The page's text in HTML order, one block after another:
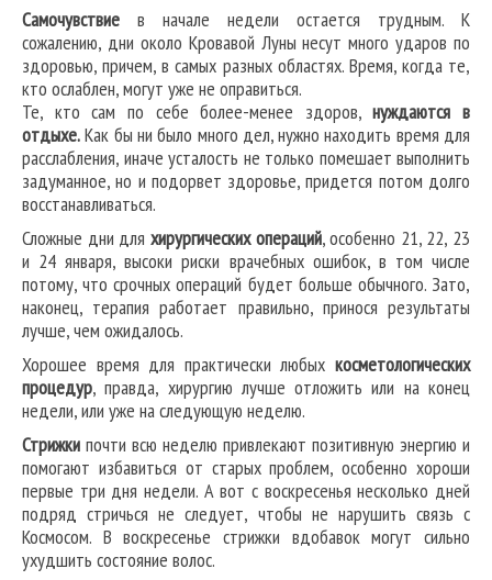
Самочувствие в начале недели остается трудным. К
сожалению, дни около Кровавой Луны несут много ударов по
здоровью, причем, в самых разных областях. Время, когда те,
кто ослаблен, могут уже не оправиться.
Те, кто сам по себе более-менее здоров,нуждаются в
отдыхе.Как бы ни было много дел, нужно находить время для
расслабления, иначе усталость не только помешает выполнить
задуманное, но и подорвет здоровье, придется потом долго
восстанавливаться.
Сложные дни для хирургических операций, особенно 21, 22, 23
и 24 января, высоки риски врачебных ошибок, в том числе
потому, что срочных операций будет больше обычного. Зато,
наконец, терапия работает правильно, принося результаты
лучше, чем ожидалось.
Хорошее время для практически любых косметологических
процедур, правда, хирургию лучше отложить или на конец
недели, или уже на следующую неделю.
Стрижки почти всю неделю привлекают позитивную энергию и
помогают избавиться от старых проблем, особенно хороши
первые три дня недели. А вот с воскресенья несколько дней
подряд стричься не следует, чтобы не нарушить связь с
Космосом. В воскресенье стрижки вдобавок могут сильно
ухудшить состояние волос.